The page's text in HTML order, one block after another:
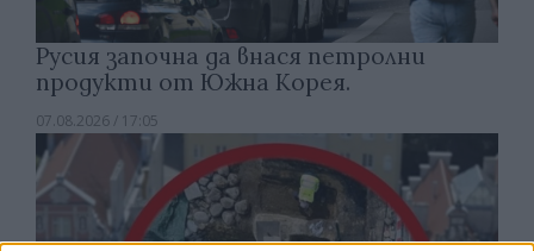
Русия започна да внася петролни
продукти от Южна Корея.
07.08.2026 / 17:05